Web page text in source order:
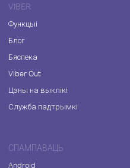
VIBER
Функцыі
Блог
Бяспека
Viber Out
Цэны на выклікі
Служба падтрымкі
СПАМПАВАЦЬ
Android